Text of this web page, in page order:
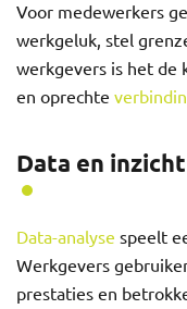
Voor medewerkers
werkgeluk, stel
werkgevers is het de
en oprechte
Data en
Data-analyse speelt
Werkgevers
prestaties en